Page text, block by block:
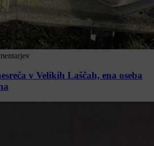
v Velikih Laščah, ena oseba